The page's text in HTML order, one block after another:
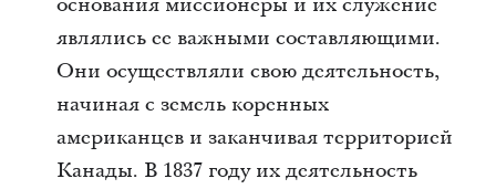
являлись ее важными составляющими.
Они осуществляли свою деятельность,
начиная с земель коренных
американцев и заканчивая территорией
Канады. В 1837 году их деятельность